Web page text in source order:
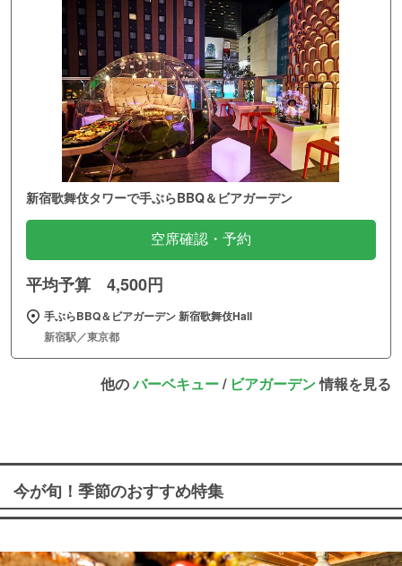
新宿歌舞伎タワーで手ぶらBBQ＆ビアガーデン
空席確認・予約
平均予算 4,500円
手ぶらBBQ＆ビアガーデン 新宿歌舞伎Hall
新宿駅／東京都
他のバーベキュー/ ビアガーデン情報を見る
今が旬！季節のおすすめ特集